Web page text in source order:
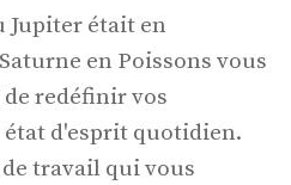
Jupiter était en
en Poissons vous
redéfinir vos
d'esprit quotidien.
travail qui vous